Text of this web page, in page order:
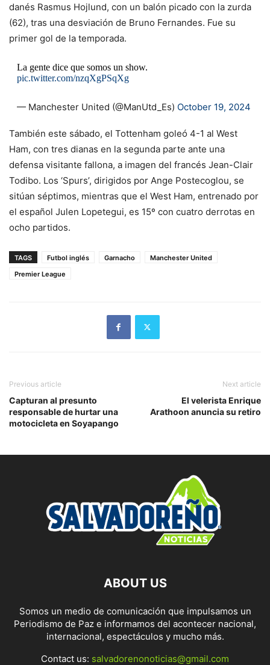
danés Rasmus Hojlund, con un balón picado con la zurda
(62), tras una desviación de Bruno Fernandes. Fue su
primer gol de la temporada.
La gente dice que somos un show.
pic.twitter.com/nzqXgPSqXg
— Manchester United (@ManUtd_Es) October 19, 2024
También este sábado, el Tottenham goleó 4-1 al West
Ham, con tres dianas en la segunda parte ante una
defensa visitante fallona, a imagen del francés Jean-Clair
Todibo. Los ‘Spurs’, dirigidos por Ange Postecoglou, se
sitúan séptimos, mientras que el West Ham, entrenado por
el español Julen Lopetegui, es 15º con cuatro derrotas en
ocho partidos.
TAGS Futbol inglés Garnacho
Manchester United
Premier League
Previous article
Capturan al presunto
responsable de hurtar una
motocicleta en Soyapango
Next article
El velerista Enrique
Arathoon anuncia su retiro
ABOUT US
Somos un medio de comunicación que impulsamos un
Periodismo de Paz e informamos del acontecer nacional,
internacional, espectáculos y mucho más.
Contact us: salvadorenonoticias@gmail.com